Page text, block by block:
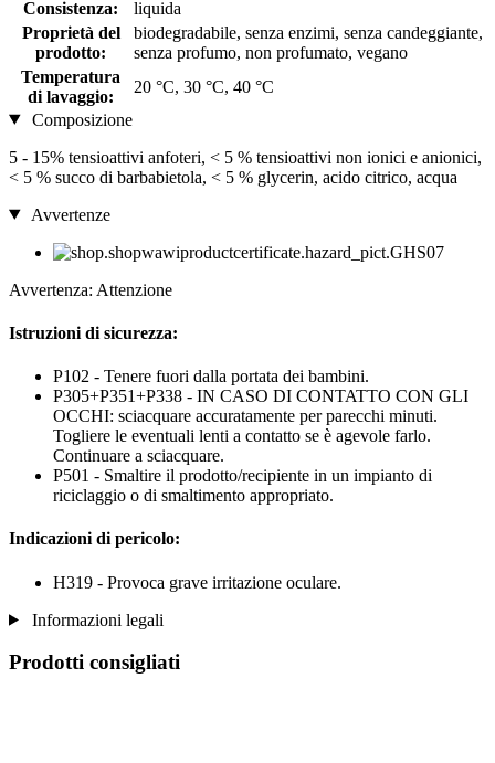
Consistenza:
liquida
Proprietà del
prodotto:
biodegradabile, senza enzimi, senza candeggiante,
senza profumo, non profumato, vegano
Temperatura
di lavaggio:
20 °C, 30 °C, 40 °C
Composizione
5 - 15% tensioattivi anfoteri, < 5 % tensioattivi non ionici e anionici,
< 5 % succo di barbabietola, < 5 % glycerin, acido citrico, acqua
Avvertenze
Avvertenza: Attenzione
Istruzioni di sicurezza:
P102 - Tenere fuori dalla portata dei bambini.
P305+P351+P338 - IN CASO DI CONTATTO CON GLI
OCCHI: sciacquare accuratamente per parecchi minuti.
Togliere le eventuali lenti a contatto se è agevole farlo.
Continuare a sciacquare.
P501 - Smaltire il prodotto/recipiente in un impianto di
riciclaggio o di smaltimento appropriato.
Indicazioni di pericolo:
H319 - Provoca grave irritazione oculare.
Informazioni legali
Prodotti consigliati